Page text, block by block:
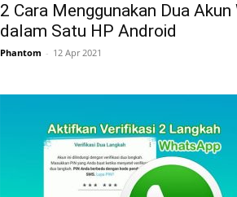
2 Cara Menggunakan Dua Akun
dalam Satu HP Android
Phantom - 12 Apr 2021